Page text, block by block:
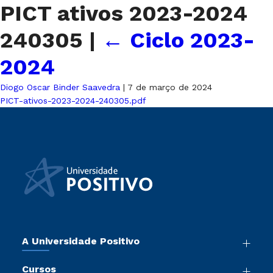
PICT ativos 2023-2024
240305 | ← Ciclo 2023-
2024
Diogo Oscar Binder Saavedra | 7 de março de 2024
PICT-ativos-2023-2024-240305.pdf
A Universidade Positivo
Cursos